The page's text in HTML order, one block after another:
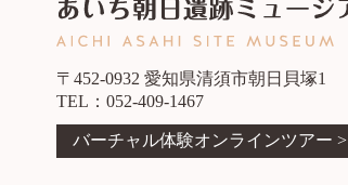
〒452-0932 愛知県清須市朝日貝塚1
TEL：052-409-1467
バーチャル体験オンラインツアー >